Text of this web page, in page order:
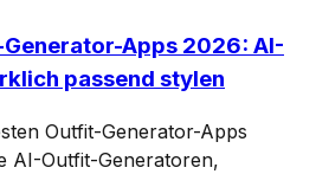
Apps 2026: AI-
passend stylen
Outfit-Generator-Apps
AI-Outfit-Generatoren,